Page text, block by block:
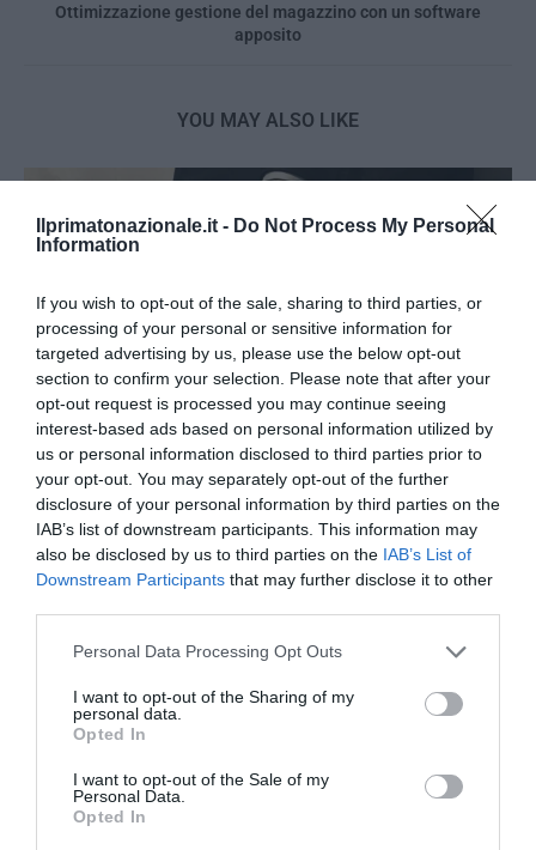
Ilprimatonazionale.it - Do Not Process My Personal
Information
If you wish to opt-out of the sale, sharing to third parties, or
processing of your personal or sensitive information for
targeted advertising by us, please use the below opt-out
section to confirm your selection. Please note that after your
opt-out request is processed you may continue seeing
interest-based ads based on personal information utilized by
us or personal information disclosed to third parties prior to
your opt-out. You may separately opt-out of the further
disclosure of your personal information by third parties on the
IAB’s list of downstream participants. This information may
also be disclosed by us to third parties on the IAB’s List of
Downstream Participants that may further disclose it to other
Please note that this website/app uses one or more Google
not limited to your visit or usage behaviour. You may click to
grant or deny consent to Google and its third-party tags to
use your data for below specified purposes in below Google
consent section.
Personal Data Processing Opt Outs
I want to opt-out of the Sharing of my
personal data.
Opted In
I want to opt-out of the Sale of my
Personal Data.
Opted In
Ottimizzazione gestione del magazzino con un software
apposito
YOU MAY ALSO LIKE
L’immigrazione è l’ultimo rifugio degli incapaci: contro
l’economia delle braccia
27 Luglio 2026